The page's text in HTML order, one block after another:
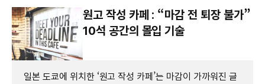
원고 작성 카페 : “마감 전 퇴장 불가”
10석 공간의 몰입 기술
일본 도쿄에 위치한 ‘원고 작성 카페’는 마감이 가까워진 글